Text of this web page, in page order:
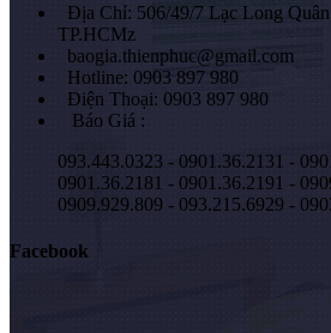
Địa Chỉ: 506/49/7 Lạc Long
TP.HCMz
baogia.thienphuc@gmail.com
Hotline: 0903 897 980
Điện Thoại: 0903 897 980
Báo Giá :
093.443.0323 - 0901.36.2131 -
0901.36.2181 - 0901.36.2191 -
0909.929.809 - 093.215.6929 -
Facebook